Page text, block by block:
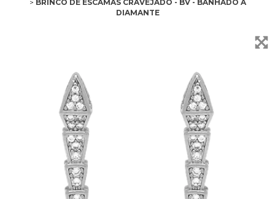
> BRINCO DE ESCAMAS CRAVEJADO - BV - BANHADO A
DIAMANTE